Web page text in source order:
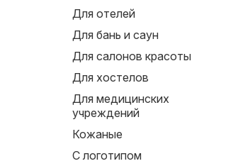
Для отелей
Для бань и саун
Для салонов красоты
Для хостелов
Для медицинских
учреждений
Кожаные
С логотипом